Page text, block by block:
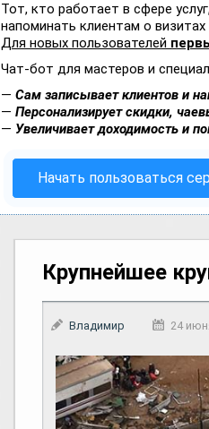
Тот, кто работает в сфере
напоминать клиентам о
Для новых пользователей
Чат-бот для мастеров и
— Сам записывает клиентов и
— Персонализирует скидки,
— Увеличивает доходимость и
Начать пользоваться
Крупнейшее
Владимир 24